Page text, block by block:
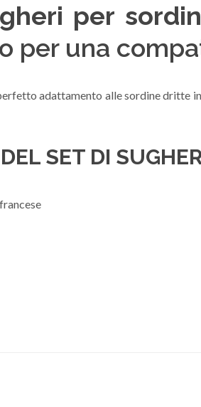
per
per una
adattamento alle sordine dritte
SET DI